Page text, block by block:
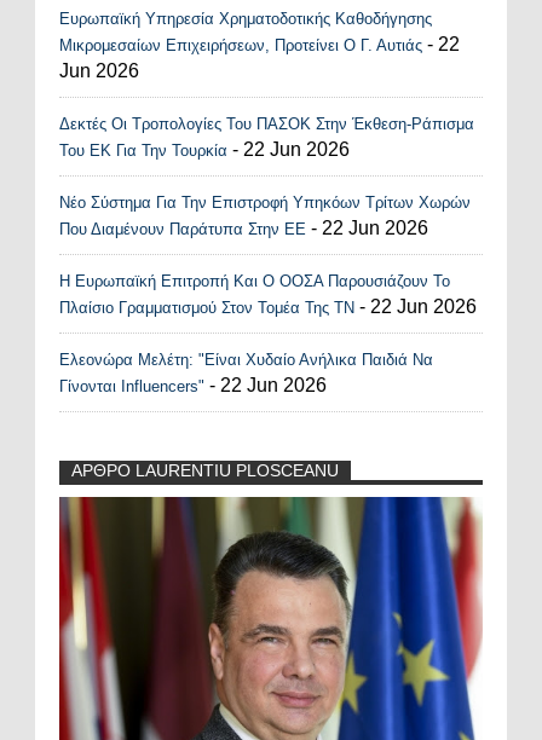
Ευρωπαϊκή Υπηρεσία Χρηματοδοτικής Καθοδήγησης
Μικρομεσαίων Επιχειρήσεων, Προτείνει Ο Γ. Αυτιάς - 22
Jun 2026
Δεκτές Οι Τροπολογίες Του ΠΑΣΟΚ Στην Έκθεση-Ράπισμα
Του ΕΚ Για Την Τουρκία - 22 Jun 2026
Νέο Σύστημα Για Την Επιστροφή Υπηκόων Τρίτων Χωρών
Που Διαμένουν Παράτυπα Στην ΕΕ - 22 Jun 2026
Η Ευρωπαϊκή Επιτροπή Και Ο ΟΟΣΑ Παρουσιάζουν Το
Πλαίσιο Γραμματισμού Στον Τομέα Της ΤΝ - 22 Jun 2026
Ελεονώρα Μελέτη: "Είναι Χυδαίο Ανήλικα Παιδιά Να
Γίνονται Influencers" - 22 Jun 2026
ΑΡΘΡΟ LAURENTIU PLOSCEANU